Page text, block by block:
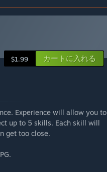
$1.99 カートに入れる
Experience will allow you to
up to 5 skills. Each skill will
get too close.